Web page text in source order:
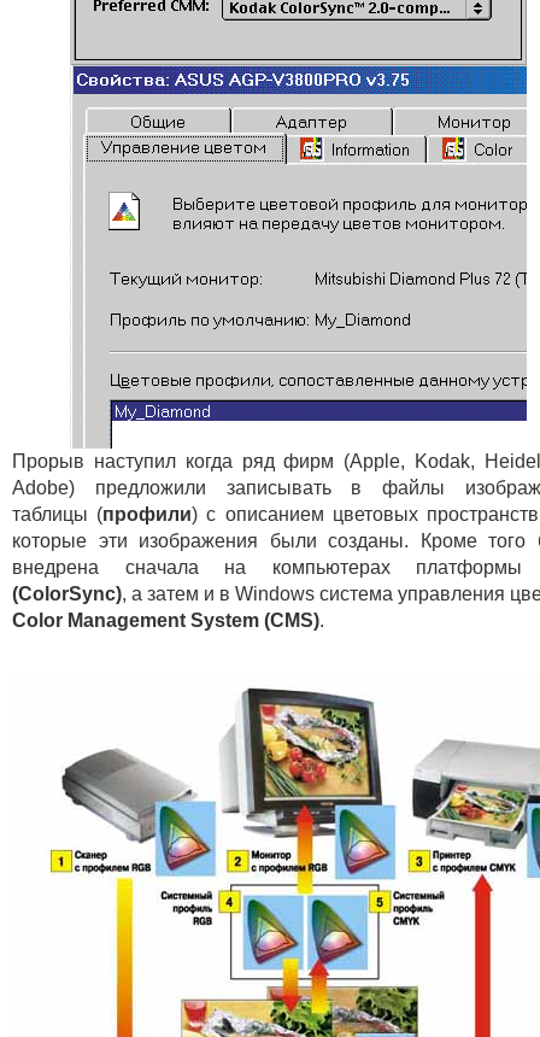
Прорыв наступил когда ряд фирм (Apple, Kodak,
Adobe) предложили записывать в файлы
таблицы (профили) с описанием цветовых
которые эти изображения были созданы. Кроме того
внедрена сначала на компьютерах платформы
(ColorSync), а затем и в Windows система управления
Color Management System (CMS).